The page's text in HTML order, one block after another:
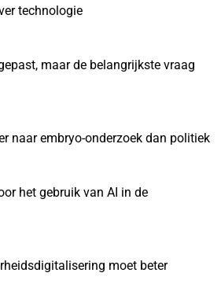
technologie
maar de belangrijkste vraag
naar embryo-onderzoek dan politiek
het gebruik van AI in de
moet beter